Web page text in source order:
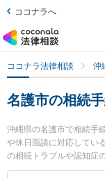
ココナラへ
ココナラ法律相談 沖
名護市の相続
沖縄県の名護市で相続手
や休日面談に対応してい
の相続トラブルや認知症
でき便利です。特にちむ